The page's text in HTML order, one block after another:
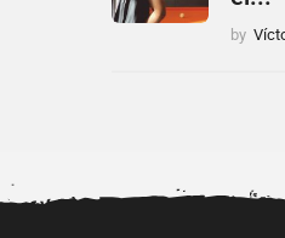
by